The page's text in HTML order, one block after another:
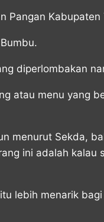
Pangan Kabupaten
diperlombakan
atau menu yang
menurut Sekda,
ini adalah kalau
lebih menarik